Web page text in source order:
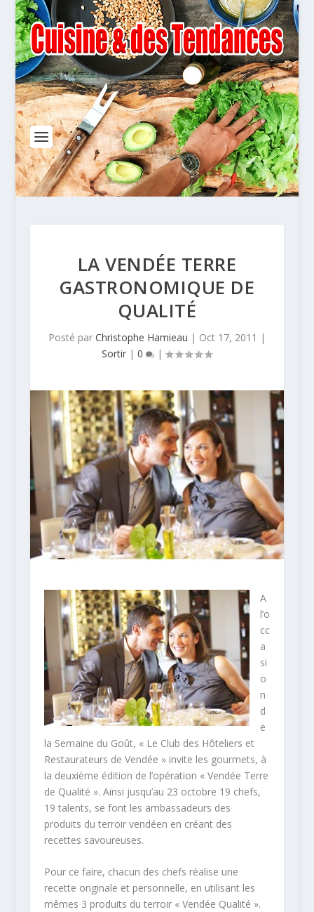
LA VENDÉE TERRE
GASTRONOMIQUE DE
QUALITÉ
Posté par Christophe Hamieau | Oct 17, 2011 |
Sortir |0 |
A
l’o
cc
a
si
o
n
d
e
la Semaine du Goût, « Le Club des Hôteliers et
Restaurateurs de Vendée » invite les gourmets, à
la deuxième édition de l’opération « Vendée Terre
de Qualité ». Ainsi jusqu’au 23 octobre 19 chefs,
19 talents, se font les ambassadeurs des
produits du terroir vendéen en créant des
recettes savoureuses.
Pour ce faire, chacun des chefs réalise une
recette originale et personnelle, en utilisant les
mêmes 3 produits du terroir « Vendée Qualité ».